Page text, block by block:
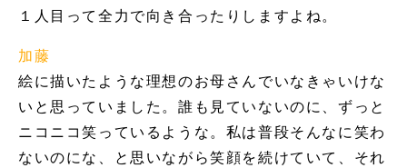
１人目って全力で向き合ったりしますよね。
加藤
絵に描いたような理想のお母さんでいなきゃいけな
いと思っていました。誰も見ていないのに、ずっと
ニコニコ笑っているような。私は普段そんなに笑わ
ないのにな、と思いながら笑顔を続けていて、それ